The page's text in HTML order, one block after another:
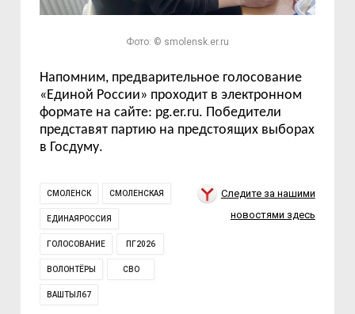
Фото: © smolensk.er.ru
Напомним, предварительное голосование
«Единой России» проходит в электронном
формате на сайте: pg.er.ru. Победители
представят партию на предстоящих выборах
в Госдуму.
СМОЛЕНСК СМОЛЕНСКАЯ
ЕДИНАЯРОССИЯ
ГОЛОСОВАНИЕ ПГ2026
ВОЛОНТЁРЫ СВО
ВАШТЫЛ67
Следите за нашими
новостями здесь